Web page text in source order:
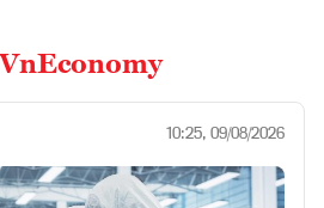
VnEconomy
10:25, 09/08/2026